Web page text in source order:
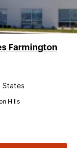
Farmington
States
Hills